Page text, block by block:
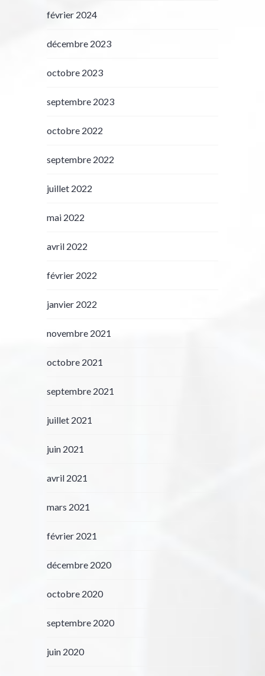
février 2024
décembre 2023
octobre 2023
septembre 2023
octobre 2022
septembre 2022
juillet 2022
mai 2022
avril 2022
février 2022
janvier 2022
novembre 2021
octobre 2021
septembre 2021
juillet 2021
juin 2021
avril 2021
mars 2021
février 2021
décembre 2020
octobre 2020
septembre 2020
juin 2020